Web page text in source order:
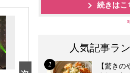
続きはこ
人気記事ラ
【驚き